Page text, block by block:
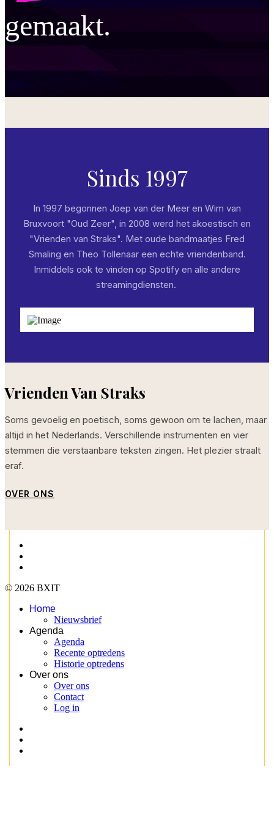
gemaakt.
Sinds 1997
In 1997 begonnen Joep van der Meer en Wim van
Bruxvoort "Oud Zeer", in 2008 werd het akoestisch en
"Vrienden van Straks". Met oude bandmaatjes Fred
Smaling en Theo Tollenaar een echte vriendenband.
Inmiddels ook te vinden op Spotify en alle andere
streamingdiensten.
Vrienden Van Straks
Soms gevoelig en poetisch, soms gewoon om te lachen, maar
altijd in het Nederlands. Verschillende instrumenten en vier
stemmen die verstaanbare teksten zingen. Het plezier straalt
eraf.
OVER ONS
© 2026 BXIT
Home
Nieuwsbrief
Agenda
Agenda
Recente optredens
Historie optredens
Over ons
Over ons
Contact
Log in